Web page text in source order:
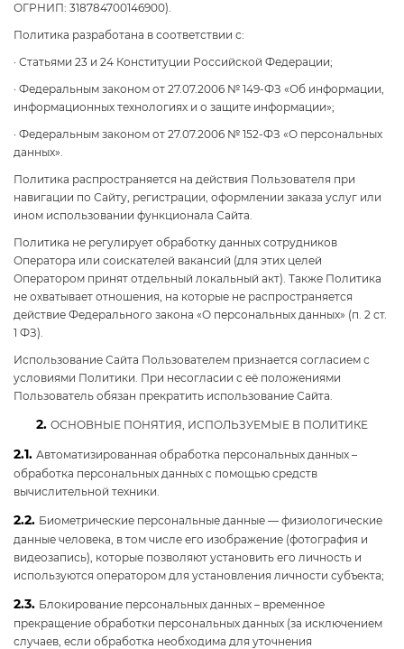
ОГРНИП: 318784700146900).
Политика разработана в соответствии с:
· Статьями 23 и 24 Конституции Российской Федерации;
· Федеральным законом от 27.07.2006 № 149-ФЗ «Об информации,
информационных технологиях и о защите информации»;
· Федеральным законом от 27.07.2006 № 152-ФЗ «О персональных
данных».
Политика распространяется на действия Пользователя при
навигации по Сайту, регистрации, оформлении заказа услуг или
ином использовании функционала Сайта.
Политика не регулирует обработку данных сотрудников
Оператора или соискателей вакансий (для этих целей
Оператором принят отдельный локальный акт). Также Политика
не охватывает отношения, на которые не распространяется
действие Федерального закона «О персональных данных» (п. 2 ст.
1 ФЗ).
Использование Сайта Пользователем признается согласием с
условиями Политики. При несогласии с её положениями
Пользователь обязан прекратить использование Сайта.
2. ОСНОВНЫЕ ПОНЯТИЯ, ИСПОЛЬЗУЕМЫЕ В ПОЛИТИКЕ
2.1. Автоматизированная обработка персональных данных –
обработка персональных данных с помощью средств
вычислительной техники.
2.2. Биометрические персональные данные — физиологические
данные человека, в том числе его изображение (фотография и
видеозапись), которые позволяют установить его личность и
используются оператором для установления личности субъекта;
2.3. Блокирование персональных данных – временное
прекращение обработки персональных данных (за исключением
случаев, если обработка необходима для уточнения